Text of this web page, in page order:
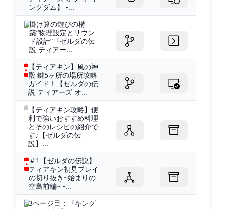
ングダム】 -...
掛け算の遊びの構
築“物理設定とサウン
ド設計”『ゼルダの伝
説 ティアー...
【ティアキン】風の神
殿 鍵5ヶ所の場所攻略
ガイド！【ゼルダの伝
説 ティアーズ オ...
【ティアキン攻略】便
利で強いおすすめ料理
とそのレシピの紹介で
す♪【ゼルダの伝
説】...
＃1【ゼルダの伝説】
ティアキン初見プレイ
の切り抜き~始まりの
空島前編~ -...
3ページ目：『キング